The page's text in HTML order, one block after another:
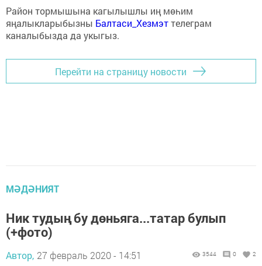
Район тормышына кагылышлы иң мөһим
яңалыкларыбызны Балтаси_Хезмэттелеграм
каналыбызда да укыгыз.
Перейти на страницу новости
МӘДӘНИЯТ
Ник тудың бу дөньяга...татар булып
(+фото)
Автор, 27 февраль 2020 - 14:51 3544 0 2